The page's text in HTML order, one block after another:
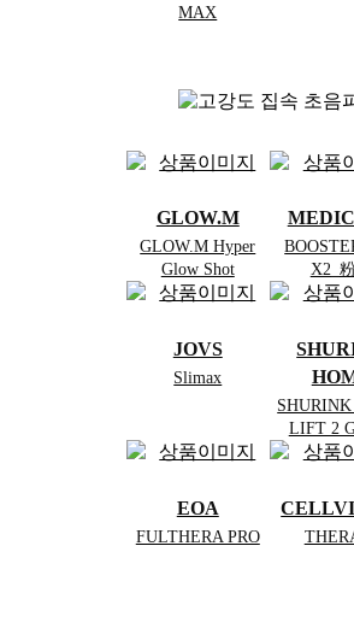
MAX
GLOW.M
GLOW.M Hyper
Glow Shot
X2_
JOVS
Slimax
LIFT 2
EOA
FULTHERA PRO